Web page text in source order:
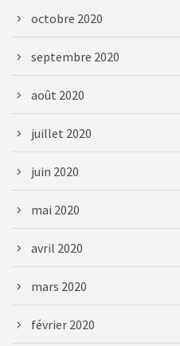
octobre 2020
septembre 2020
août 2020
juillet 2020
juin 2020
mai 2020
avril 2020
mars 2020
février 2020